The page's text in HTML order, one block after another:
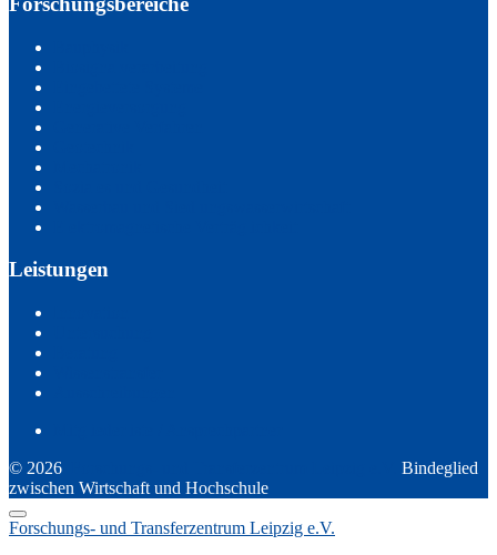
Leistungen
© 2026
Bindeglied
zwischen Wirtschaft und Hochschule
Forschungs- und Transferzentrum Leipzig e.V.